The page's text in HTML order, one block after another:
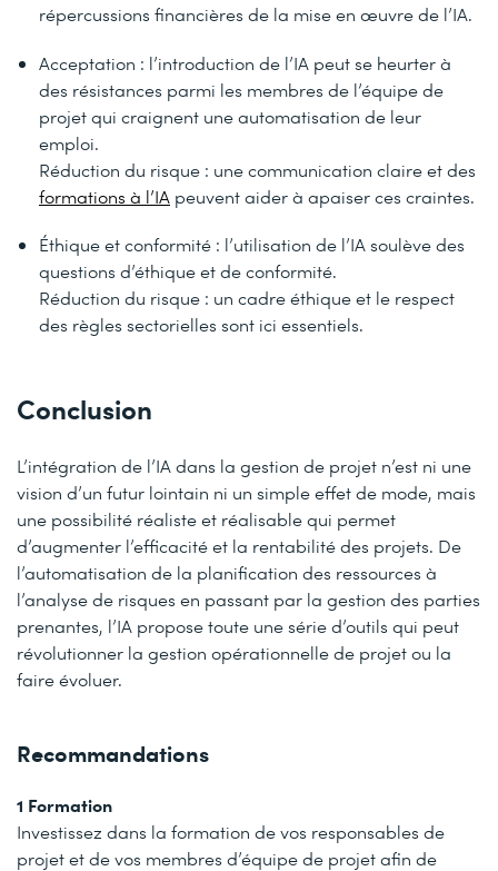
répercussions financières de la mise en œuvre de l’IA.
Acceptation : l’introduction de l’IA peut se heurter à
des résistances parmi les membres de l’équipe de
projet qui craignent une automatisation de leur
emploi.
Réduction du risque : une communication claire et des
formations à l’IA peuvent aider à apaiser ces craintes.
Éthique et conformité : l’utilisation de l’IA soulève des
questions d’éthique et de conformité.
Réduction du risque : un cadre éthique et le respect
des règles sectorielles sont ici essentiels.
Conclusion
L’intégration de l’IA dans la gestion de projet n’est ni une
vision d’un futur lointain ni un simple effet de mode, mais
une possibilité réaliste et réalisable qui permet
d’augmenter l’efficacité et la rentabilité des projets. De
l’automatisation de la planification des ressources à
l’analyse de risques en passant par la gestion des parties
prenantes, l’IA propose toute une série d’outils qui peut
révolutionner la gestion opérationnelle de projet ou la
faire évoluer.
Recommandations
1 Formation
Investissez dans la formation de vos responsables de
projet et de vos membres d’équipe de projet afin de